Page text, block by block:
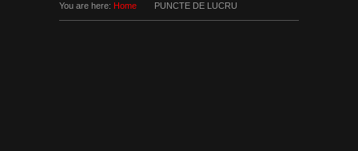
You are here: Home PUNCTE DE LUCRU